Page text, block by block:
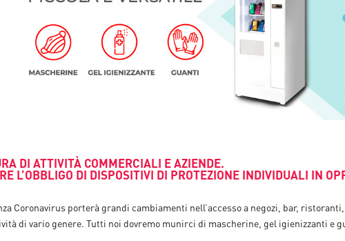
DI ATTIVITÀ COMMERCIALI E AZIENDE.
L’OBBLIGO DI DISPOSITIVI DI PROTEZIONE INDIVIDUALI IN
Coronavirus porterà grandi cambiamenti nell’accesso a negozi, bar,
di vario genere. Tutti noi dovremo munirci di mascherine, gel igienizzanti e